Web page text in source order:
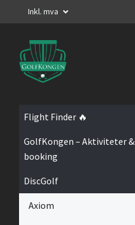
Inkl. mva
Flight Finder 🔥
GolfKongen – Aktiviteter &
booking
DiscGolf
Axiom